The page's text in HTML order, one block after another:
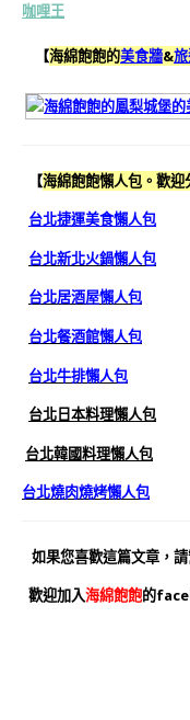
咖哩王
【海綿飽飽的美食牆&
【海綿飽飽懶人包。歡迎
台北捷運美食懶人包
台北新北火鍋懶人包
台北居酒屋懶人包
台北餐酒館懶人包
台北牛排懶人包
台北日本料理懶人包
台北韓國料理懶人包
台北燒肉燒烤懶人包
如果您喜歡這篇文章，
歡迎加入海綿飽飽的